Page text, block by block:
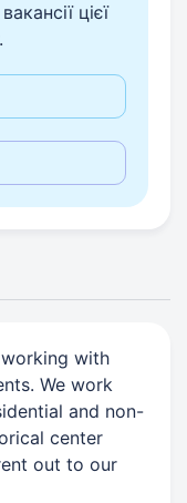
цієї
with
We work
and non-
center
out to our